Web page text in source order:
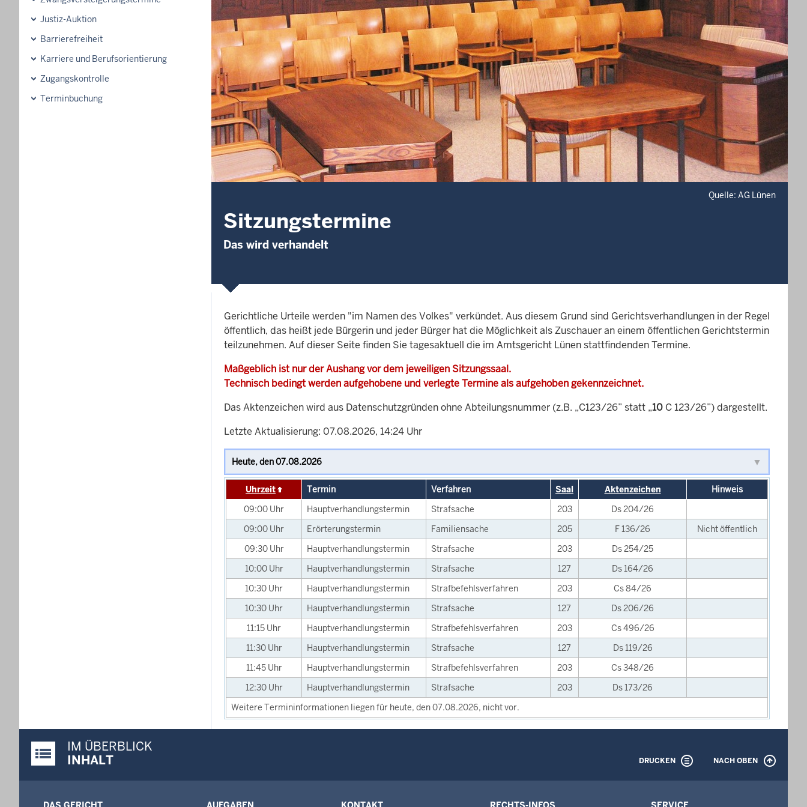
Justiz-Auktion
Barrierefreiheit
Karriere und Berufsorientierung
Zugangskontrolle
Terminbuchung
Quelle: AG Lünen
Sitzungstermine
Das wird verhandelt
Gerichtliche Urteile werden "im Namen des Volkes" verkündet. Aus diesem Grund sind Gerichtsverhandlungen in der Regel
öffentlich, das heißt jede Bürgerin und jeder Bürger hat die Möglichkeit als Zuschauer an einem öffentlichen Gerichtstermin
teilzunehmen. Auf dieser Seite finden Sie tagesaktuell die im Amtsgericht Lünen stattfindenden Termine.
Maßgeblich ist nur der Aushang vor dem jeweiligen Sitzungssaal.
Technisch bedingt werden aufgehobene und verlegte Termine als aufgehoben gekennzeichnet.
Das Aktenzeichen wird aus Datenschutzgründen ohne Abteilungsnummer (z.B. „C123/26” statt „10 C 123/26”) dargestellt.
Letzte Aktualisierung: 07.08.2026, 14:24 Uhr
Uhrzeit Termin Verfahren Saal Aktenzeichen
Hinweis
09:00 Uhr Hauptverhandlungstermin Strafsache 203
Ds 204/26
09:00 Uhr Erörterungstermin Familiensache 205 F 136/26
Nicht öffentlich
09:30 Uhr Hauptverhandlungstermin Strafsache 203
Ds 254/25
10:00 Uhr Hauptverhandlungstermin Strafsache 127
Ds 164/26
10:30 Uhr Hauptverhandlungstermin Strafbefehlsverfahren 203
Cs 84/26
10:30 Uhr Hauptverhandlungstermin Strafsache 127
Ds 206/26
11:15 Uhr Hauptverhandlungstermin Strafbefehlsverfahren 203
Cs 496/26
11:30 Uhr Hauptverhandlungstermin Strafsache 127
Ds 119/26
11:45 Uhr Hauptverhandlungstermin Strafbefehlsverfahren 203
Cs 348/26
12:30 Uhr Hauptverhandlungstermin Strafsache 203
Ds 173/26
Weitere Termininformationen liegen für heute, den 07.08.2026, nicht vor.
Justiz-Portal im Überblick:
IM ÜBERBLICK
INHALT
DRUCKEN NACH OBEN